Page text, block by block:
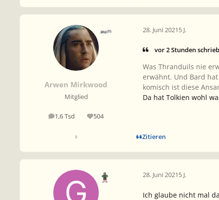
Arwen Mirkwood
Mitglied
1,6 Tsd
Beiträge 504
Reputation
♀
28. Juni 20215 J.
vor 2 Stunden
Was Thranduils nie
erwähnt. Und Bard
komisch ist diese
Da hat Tolkien wohl
Zitieren
28. Juni 20215 J.
Ich glaube nicht mal